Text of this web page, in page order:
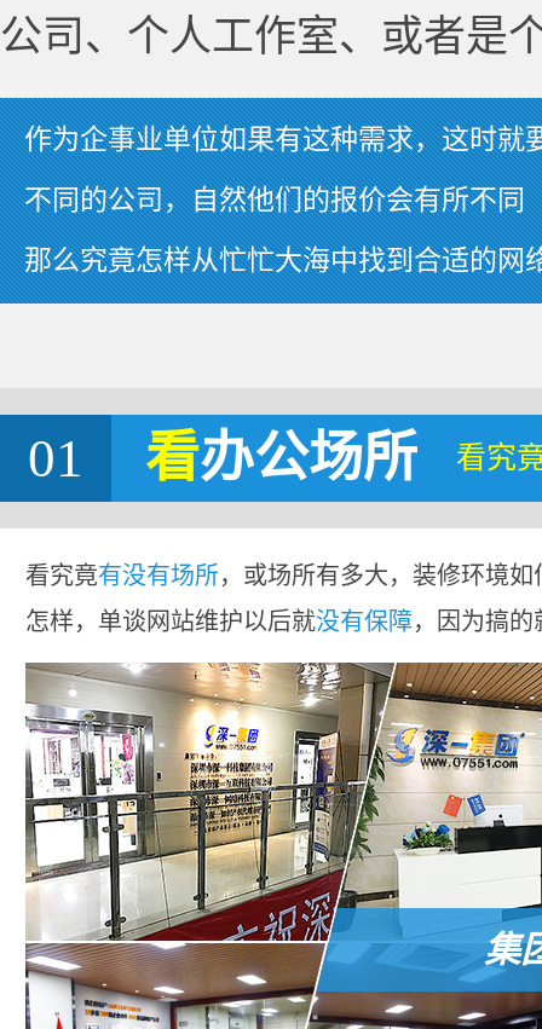
公司、个人工作室、或者是
作为企事业单位如果有这种需求，这时就
不同的公司，自然他们的报价会有所不同
那么究竟怎样从忙忙大海中找到合适的网
01 看办公场所 看究
看究竟有没有场所，或场所有多大，装修环境
怎样，单谈网站维护以后就没有保障，因为搞
集